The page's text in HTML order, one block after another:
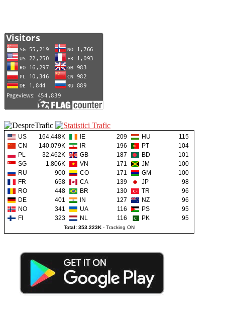
US 164.448K IE 209 HU
115
CN
140.079K IR 196 PT
104
PL
32.462K GB 187 BD
101
SG
1.806K VN 171 JM
100
RU
900 CO 171 GM
100
FR
658 CA 139 JP
98
RO
448 BR 130 TR
96
DE
401 IN 127 NZ
96
NO
341 UA 116 PS
95
FI
323 NL 116 PK 95
Total: 353.223K - Tracking ON